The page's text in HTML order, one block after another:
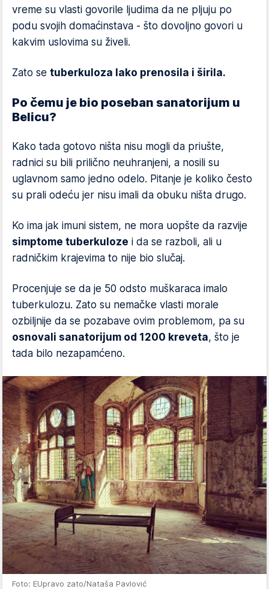
vreme su vlasti govorile ljudima da ne pljuju po
podu svojih domaćinstava - što dovoljno govori u
kakvim uslovima su živeli.
Zato se tuberkuloza lako prenosila i širila.
Po čemu je bio poseban sanatorijum u
Belicu?
Kako tada gotovo ništa nisu mogli da priušte,
radnici su bili prilično neuhranjeni, a nosili su
uglavnom samo jedno odelo. Pitanje je koliko često
su prali odeću jer nisu imali da obuku ništa drugo.
Ko ima jak imuni sistem, ne mora uopšte da razvije
simptome tuberkuloze i da se razboli, ali u
radničkim krajevima to nije bio slučaj.
Procenjuje se da je 50 odsto muškaraca imalo
tuberkulozu. Zato su nemačke vlasti morale
ozbiljnije da se pozabave ovim problemom, pa su
osnovali sanatorijum od 1200 kreveta, što je
tada bilo nezapamćeno.
Foto: EUpravo zato/Nataša Pavlović